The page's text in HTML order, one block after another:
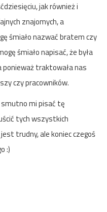
jak również i
znajomych, a
śmiało nazwać bratem czy
śmiało napisać, że była
ponieważ traktowała nas
czy pracowników.
mi pisać tę
tych wszystkich
trudny, ale koniec czegoś
:)